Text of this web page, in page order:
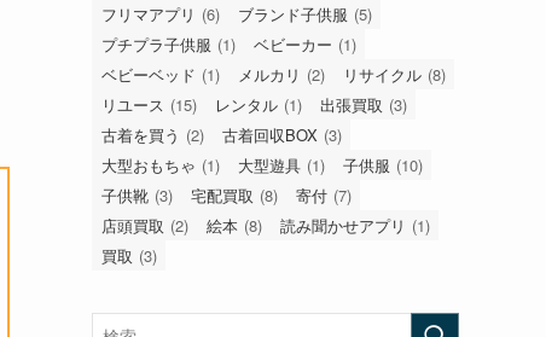
フリマアプリ (6) ブランド子供服 (5)
プチプラ子供服 (1) ベビーカー (1)
ベビーベッド (1) メルカリ (2) リサイクル (8)
リユース (15) レンタル (1) 出張買取 (3)
古着を買う (2) 古着回収BOX (3)
大型おもちゃ (1) 大型遊具 (1) 子供服 (10)
子供靴 (3) 宅配買取 (8) 寄付 (7)
店頭買取 (2) 絵本 (8) 読み聞かせアプリ (1)
買取 (3)